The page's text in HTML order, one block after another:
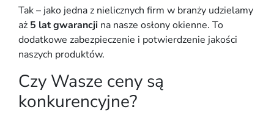
Tak – jako jedna z nielicznych firm w branży udzielamy
aż 5 lat gwarancji na nasze osłony okienne. To
dodatkowe zabezpieczenie i potwierdzenie jakości
naszych produktów.
Czy Wasze ceny są
konkurencyjne?